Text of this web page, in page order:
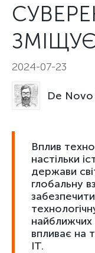
2024-07-23
De
Вплив
настільки
держави
глобальну
впливає на
ІТ.